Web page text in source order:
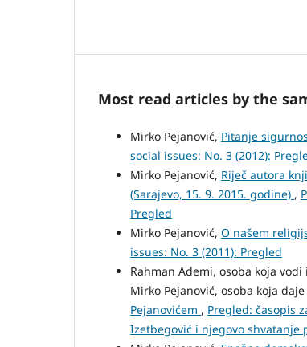
Most read articles by the
Mirko Pejanović, Pitanje
social issues: No. 3 (2012):
Mirko Pejanović, Riječ autora
(Sarajevo, 15. 9. 2015. godine) ,
Pregled
Mirko Pejanović, O našem
issues: No. 3 (2011): Pregled
Rahman Ademi, osoba koja
Mirko Pejanović, osoba koja
Pejanovićem , Pregled: časopis
Izetbegović i njegovo shvatanje